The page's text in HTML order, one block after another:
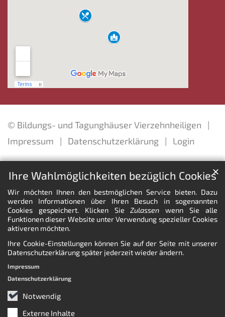
Ihre Wahlmöglichkeiten bezüglich Cookies
Wir möchten Ihnen den bestmöglichen Service bieten. Dazu
werden Informationen über Ihren Besuch in sogenannten
Cookies gespeichert. Klicken SieZulassen wenn Sie alle
Funktionen dieser Website unter Verwendung spezieller Cookies
aktiveren möchten.
Ihre Cookie-Einstellungen können Sie auf der Seite mit unserer
Datenschutzerklärung später jederzeit wieder ändern.
Notwendig
Externe Inhalte
✕
Impressum
Datenschutzerklärung
© Bildungs- und Tagunghäuser Vierzehnheiligen
Impressum
Datenschutzerklärung Login